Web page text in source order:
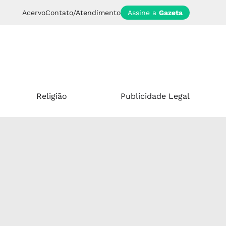
AcervoContato/Atendimento Assine a Gazeta
Religião Publicidade Legal